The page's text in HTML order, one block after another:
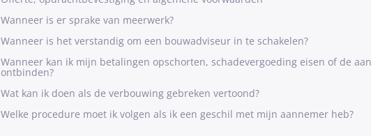
Wanneer is er sprake van meerwerk?
Wanneer is het verstandig om een bouwadviseur in te schakelen?
Wanneer kan ik mijn betalingen opschorten, schadevergoeding eisen of de
ontbinden?
Wat kan ik doen als de verbouwing gebreken vertoond?
Welke procedure moet ik volgen als ik een geschil met mijn aannemer heb?